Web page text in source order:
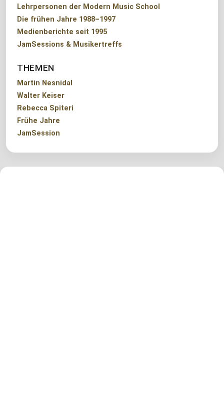
Lehrpersonen der Modern Music School
Die frühen Jahre 1988–1997
Medienberichte seit 1995
JamSessions & Musikertreffs
THEMEN
Martin Nesnidal
Walter Keiser
Rebecca Spiteri
Frühe Jahre
JamSession